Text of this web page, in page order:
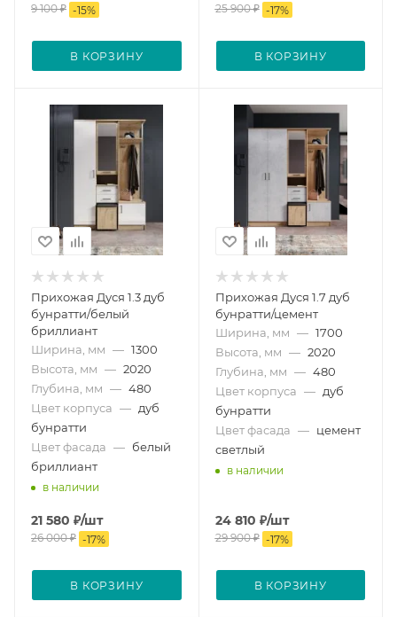
9 100₽ -15%
В КОРЗИНУ
25 900₽ -17%
В КОРЗИНУ
Прихожая Дуся 1.3 дуб
бунратти/белый
бриллиант
Ширина, мм — 1300
Высота, мм — 2020
Глубина, мм — 480
Цвет корпуса — дуб
бунратти
Цвет фасада — белый
бриллиант
в наличии
21 580 ₽/шт
26 000₽ -17%
В КОРЗИНУ
Прихожая Дуся 1.7 дуб
бунратти/цемент
Ширина, мм — 1700
Высота, мм — 2020
Глубина, мм — 480
Цвет корпуса — дуб
бунратти
Цвет фасада — цемент
светлый
в наличии
24 810 ₽/шт
29 900₽ -17%
В КОРЗИНУ